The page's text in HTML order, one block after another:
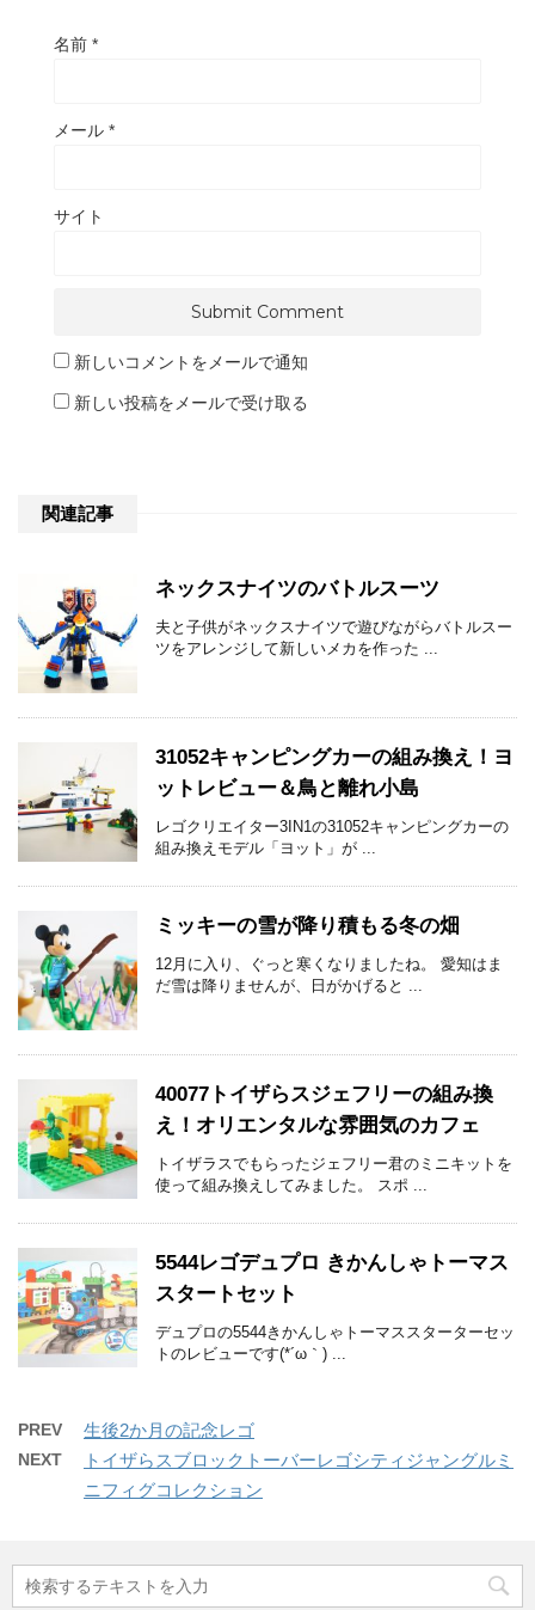
名前 *
メール *
サイト
新しいコメントをメールで通知
新しい投稿をメールで受け取る
関連記事
ネックスナイツのバトルスーツ
夫と子供がネックスナイツで遊びながらバトルスー
ツをアレンジして新しいメカを作った ...
31052キャンピングカーの組み換え！ヨ
ットレビュー＆鳥と離れ小島
レゴクリエイター3IN1の31052キャンピングカーの
組み換えモデル「ヨット」が ...
ミッキーの雪が降り積もる冬の畑
12月に入り、ぐっと寒くなりましたね。 愛知はま
だ雪は降りませんが、日がかげると ...
40077トイザらスジェフリーの組み換
え！オリエンタルな雰囲気のカフェ
トイザラスでもらったジェフリー君のミニキットを
使って組み換えしてみました。 スポ ...
5544レゴデュプロ きかんしゃトーマス
スタートセット
デュプロの5544きかんしゃトーマススターターセッ
トのレビューです(*´ω｀) ...
PREV 生後2か月の記念レゴ
NEXT
トイザらスブロックトーバーレゴシティジャングルミ
ニフィグコレクション